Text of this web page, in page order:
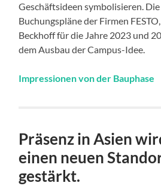
Geschäftsideen symbolisieren.
Buchungspläne der Firmen
Beckhoff für die Jahre 2023 und
dem Ausbau der Campus-Idee.
Impressionen von der Bauphase
Präsenz in Asien
einen neuen
gestärkt.